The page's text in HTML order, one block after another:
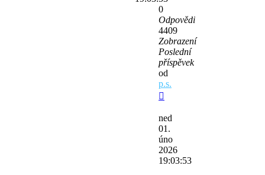
0
Odpovědi
4409
Zobrazení
Poslední
příspěvek
od
p.s.
ned
01.
úno
2026
19:03:53